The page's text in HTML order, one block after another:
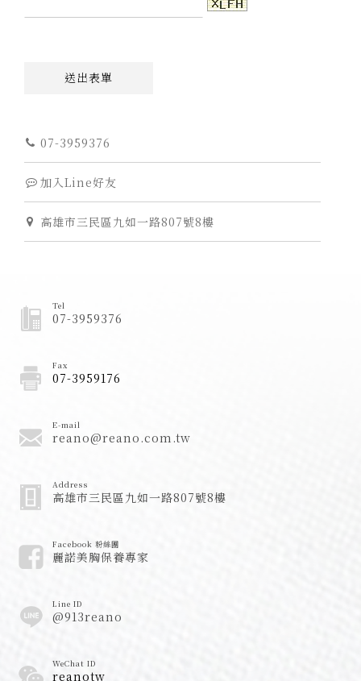
送出表單
07-3959376
加入Line好友
高雄市三民區九如一路807號8樓
Tel
07-3959376
Fax
07-3959176
E-mail
reano@reano.com.tw
Address
高雄市三民區九如一路807號8樓
Facebook 粉絲團
麗諾美胸保養專家
Line ID
@913reano
WeChat ID
reanotw